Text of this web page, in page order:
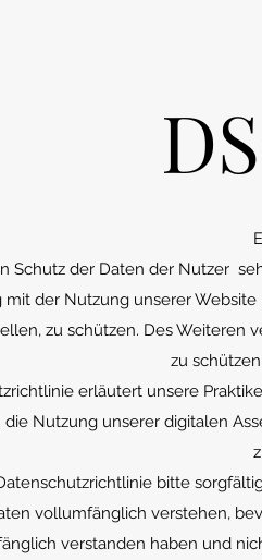
Schutz der Daten der Nutzer
mit der Nutzung unserer
zu schützen. Des Weiteren
zu
erläutert unsere
Nutzung unserer digitalen
bitte
vollumfänglich verstehen,
verstanden haben und